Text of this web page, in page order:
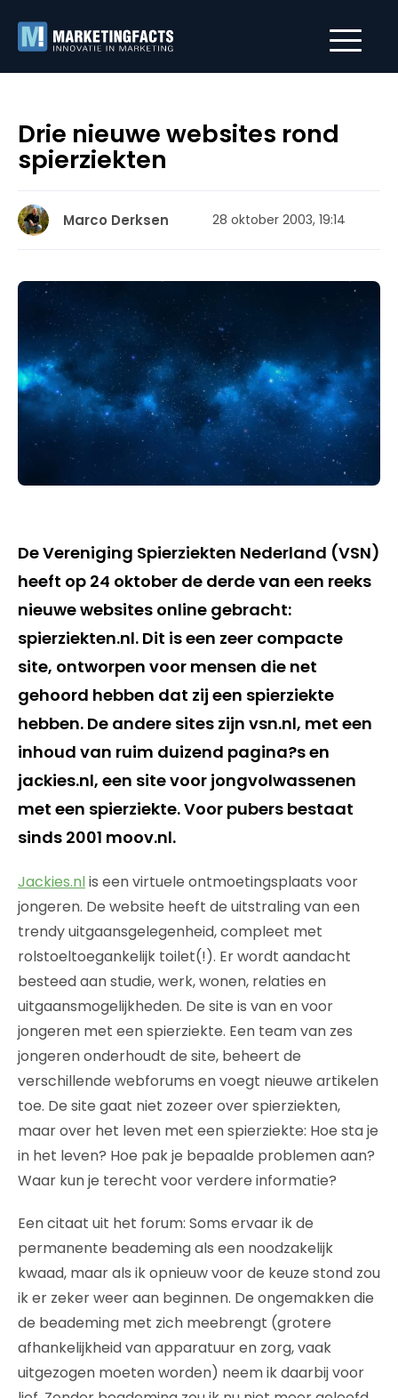
Drie nieuwe websites rond
spierziekten
Marco Derksen 28 oktober 2003, 19:14
De Vereniging Spierziekten Nederland (VSN)
heeft op 24 oktober de derde van een reeks
nieuwe websites online gebracht:
spierziekten.nl. Dit is een zeer compacte
site, ontworpen voor mensen die net
gehoord hebben dat zij een spierziekte
hebben. De andere sites zijn vsn.nl, met een
inhoud van ruim duizend pagina?s en
jackies.nl, een site voor jongvolwassenen
met een spierziekte. Voor pubers bestaat
sinds 2001 moov.nl.
Jackies.nlis een virtuele ontmoetingsplaats voor
jongeren. De website heeft de uitstraling van een
trendy uitgaansgelegenheid, compleet met
rolstoeltoegankelijk toilet(!). Er wordt aandacht
besteed aan studie, werk, wonen, relaties en
uitgaansmogelijkheden. De site is van en voor
jongeren met een spierziekte. Een team van zes
jongeren onderhoudt de site, beheert de
verschillende webforums en voegt nieuwe artikelen
toe. De site gaat niet zozeer over spierziekten,
maar over het leven met een spierziekte: Hoe sta je
in het leven? Hoe pak je bepaalde problemen aan?
Waar kun je terecht voor verdere informatie?
Een citaat uit het forum: Soms ervaar ik de
permanente beademing als een noodzakelijk
kwaad, maar als ik opnieuw voor de keuze stond zou
ik er zeker weer aan beginnen. De ongemakken die
de beademing met zich meebrengt (grotere
afhankelijkheid van apparatuur en zorg, vaak
uitgezogen moeten worden) neem ik daarbij voor